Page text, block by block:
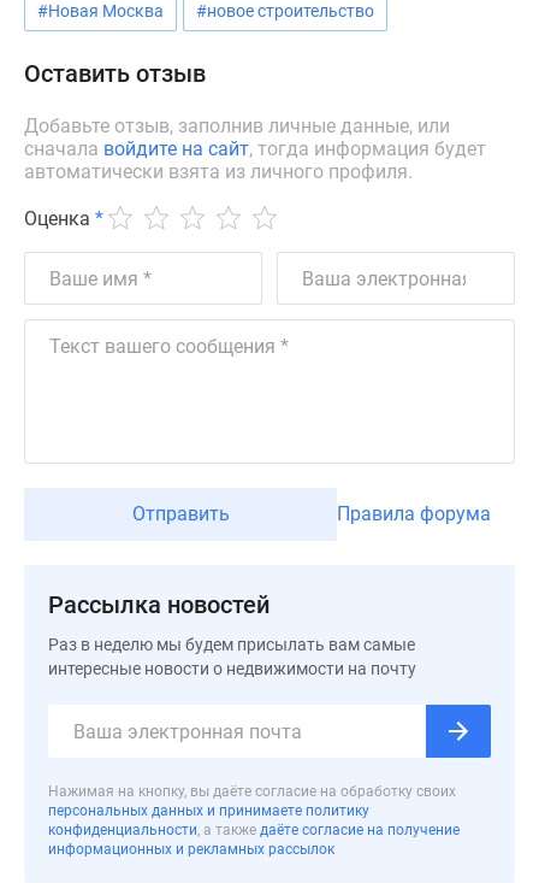
сайте
Дзен
места
Апартаменты
ипотека
#рассрочка
ипотека
Квартиры
41%
застройщиком
Поиск
реновации
Москве
#Новая Москва #новое строительство
Оставить отзыв
Добавьте отзыв, заполнив личные данные, или
сначала войдите на сайт, тогда информация будет
автоматически взята из личного профиля.
Оценка *
Отправить Правила форума
Рассылка новостей
Раз в неделю мы будем присылать вам самые
интересные новости о недвижимости на почту
Нажимая на кнопку, вы даёте согласие на обработку своих
персональных данных и принимаете политику
конфиденциальности, а также даёте согласие на получение
информационных и рекламных рассылок